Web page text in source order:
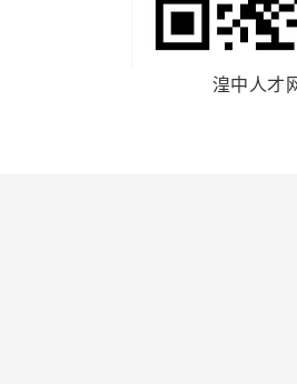
湟中人才